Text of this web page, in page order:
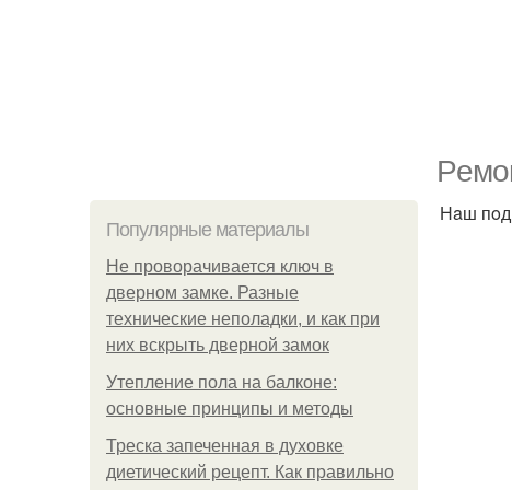
Популярные материалы
Не проворачивается ключ в
дверном замке. Разные
технические неполадки, и как при
них вскрыть дверной замок
Утепление пола на балконе:
основные принципы и методы
Треска запеченная в духовке
диетический рецепт. Как правильно
Нaш